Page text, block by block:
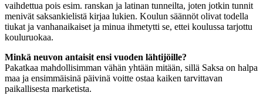
vaihdettua pois esim. ranskan ja latinan tunneilta, joten jotkin tunnit
menivät saksankielistä kirjaa lukien. Koulun säännöt olivat todella
tiukat ja vanhanaikaiset ja minua ihmetytti se, ettei koulussa tarjottu
kouluruokaa.
Minkä neuvon antaisit ensi vuoden lähtijöille?
Pakatkaa mahdollisimman vähän yhtään mitään, sillä Saksa on halpa
maa ja ensimmäisinä päivinä voitte ostaa kaiken tarvittavan
paikallisesta marketista.